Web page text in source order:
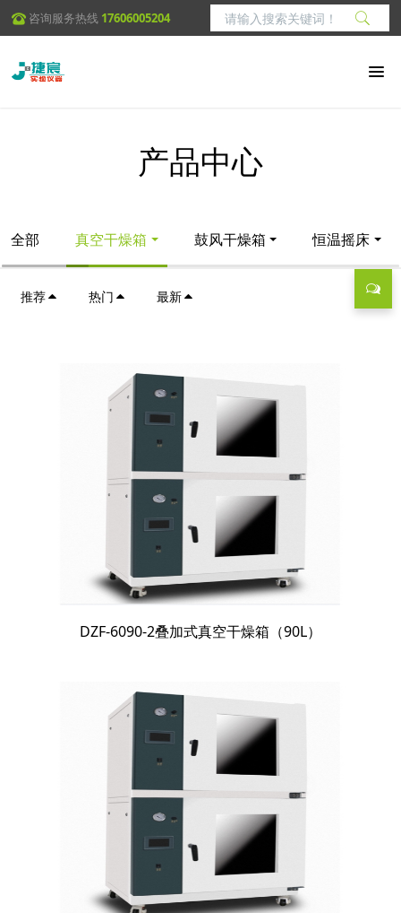
咨询服务热线 17606005204
产品中心
全部 真空干燥箱 鼓风干燥箱 恒温摇床
推荐 热门 最新
DZF-6090-2叠加式真空干燥箱（90L）